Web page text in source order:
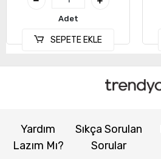
Adet
SEPETE EKLE
Yardım
Lazım Mı?
Sıkça Sorulan
Sorular